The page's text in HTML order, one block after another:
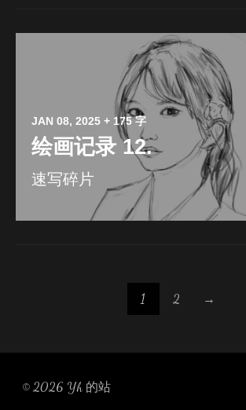
JAN 08, 2025 + 175 字
绘画记录 12.
速写碎片
1 2 →
© 2026 Yh 的站